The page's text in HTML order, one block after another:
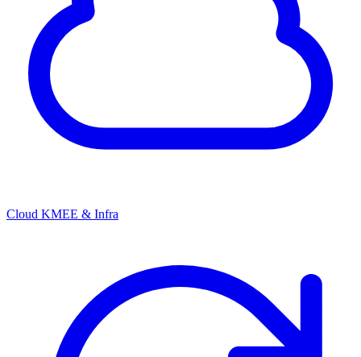
Cloud KMEE & Infra